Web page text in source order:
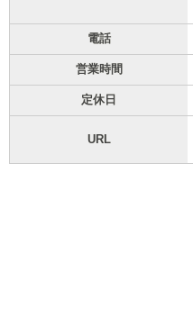
電話
営業時間
定休日
URL